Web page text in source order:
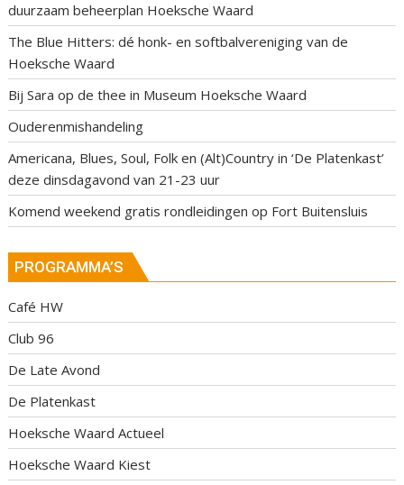
duurzaam beheerplan Hoeksche Waard
The Blue Hitters: dé honk- en softbalvereniging van de
Hoeksche Waard
Bij Sara op de thee in Museum Hoeksche Waard
Ouderenmishandeling
Americana, Blues, Soul, Folk en (Alt)Country in ‘De Platenkast’
deze dinsdagavond van 21-23 uur
Komend weekend gratis rondleidingen op Fort Buitensluis
PROGRAMMA’S
Café HW
Club 96
De Late Avond
De Platenkast
Hoeksche Waard Actueel
Hoeksche Waard Kiest